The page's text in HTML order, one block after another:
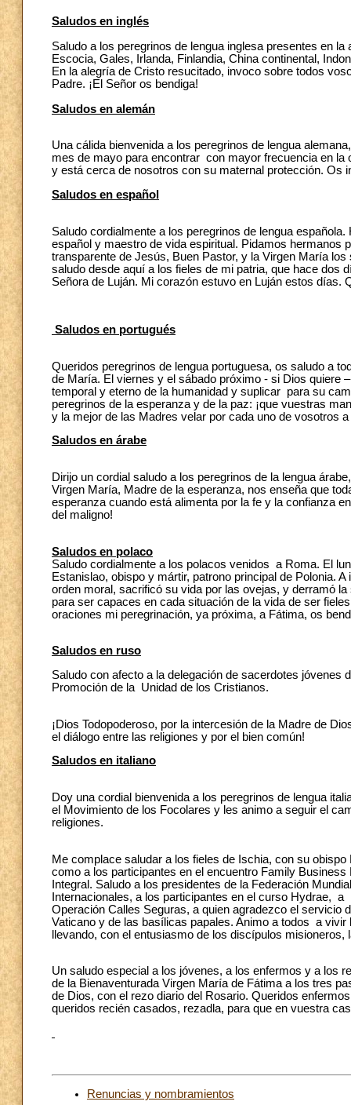
Saludos en inglés
Saludo a los peregrinos de lengua inglesa presentes en
Escocia, Gales, Irlanda, Finlandia, China continental,
En la alegría de Cristo resucitado, invoco sobre todos
Padre. ¡El Señor os bendiga!
Saludos en alemán
Una cálida bienvenida a los peregrinos de lengua
mes de mayo para encontrar con mayor frecuencia en
y está cerca de nosotros con su maternal protección. Os
Saludos en español
Saludo cordialmente a los peregrinos de lengua
español y maestro de vida espiritual. Pidamos hermanos
transparente de Jesús, Buen Pastor, y la Virgen María
saludo desde aquí a los fieles de mi patria, que hace dos
Señora de Luján. Mi corazón estuvo en Luján estos días.
Saludos en portugués
Queridos peregrinos de lengua portuguesa, os saludo a
de María. El viernes y el sábado próximo - si Dios quiere
temporal y eterno de la humanidad y suplicar para su
peregrinos de la esperanza y de la paz: ¡que vuestras
y la mejor de las Madres velar por cada uno de vosotros
Saludos en árabe
Dirijo un cordial saludo a los peregrinos de la lengua
Virgen María, Madre de la esperanza, nos enseña que
esperanza cuando está alimenta por la fe y la confianza
del maligno!
Saludos en polaco
Saludo cordialmente a los polacos venidos a Roma. El
Estanislao, obispo y mártir, patrono principal de Polonia.
orden moral, sacrificó su vida por las ovejas, y derramó
para ser capaces en cada situación de la vida de ser
oraciones mi peregrinación, ya próxima, a Fátima, os
Saludos en ruso
Saludo con afecto a la delegación de sacerdotes jóvenes
Promoción de la Unidad de los Cristianos.
¡Dios Todopoderoso, por la intercesión de la Madre de
el diálogo entre las religiones y por el bien común!
Saludos en italiano
Doy una cordial bienvenida a los peregrinos de lengua
el Movimiento de los Focolares y les animo a seguir el
religiones.
Me complace saludar a los fieles de Ischia, con su
como a los participantes en el encuentro Family
Integral. Saludo a los presidentes de la Federación
Internacionales, a los participantes en el curso Hydrae,
Operación Calles Seguras, a quien agradezco el servicio
Vaticano y de las basílicas papales. Animo a todos a
llevando, con el entusiasmo de los discípulos misioneros,
Un saludo especial a los jóvenes, a los enfermos y a los
de la Bienaventurada Virgen María de Fátima a los tres
de Dios, con el rezo diario del Rosario. Queridos
queridos recién casados, rezadla, para que en vuestra
Renuncias y nombramientos